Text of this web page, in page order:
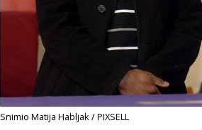
Snimio Matija Habljak / PIXSELL